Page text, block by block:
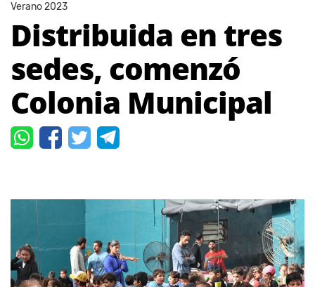
Verano 2023
Distribuida en tres
sedes, comenzó
Colonia Municipal